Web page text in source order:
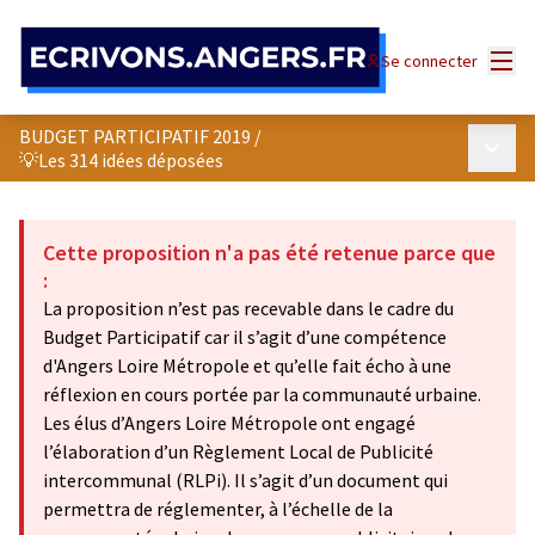
Se connecter
BUDGET PARTICIPATIF 2019 /
💡Les 314 idées déposées
Cette proposition n'a pas été retenue parce que
:
La proposition n’est pas recevable dans le cadre du
Budget Participatif car il s’agit d’une compétence
d'Angers Loire Métropole et qu’elle fait écho à une
réflexion en cours portée par la communauté urbaine.
Les élus d’Angers Loire Métropole ont engagé
l’élaboration d’un Règlement Local de Publicité
intercommunal (RLPi). Il s’agit d’un document qui
permettra de réglementer, à l’échelle de la